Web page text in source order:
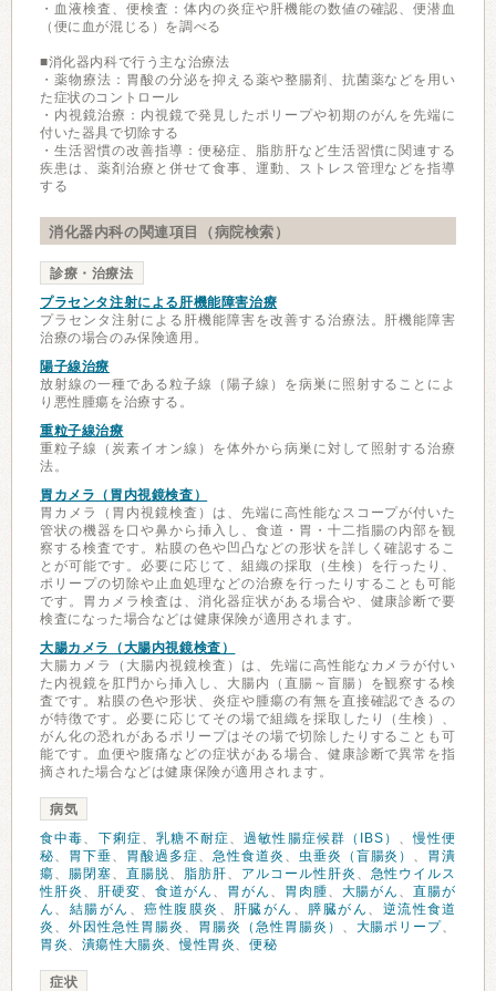
・血液検査、便検査：体内の炎症や肝機能の数値の確認、便潜血
（便に血が混じる）を調べる
■消化器内科で行う主な治療法
・薬物療法：胃酸の分泌を抑える薬や整腸剤、抗菌薬などを用い
た症状のコントロール
・内視鏡治療：内視鏡で発見したポリープや初期のがんを先端に
付いた器具で切除する
・生活習慣の改善指導：便秘症、脂肪肝など生活習慣に関連する
疾患は、薬剤治療と併せて食事、運動、ストレス管理などを指導
する
消化器内科の関連項目（病院検索）
診療・治療法
プラセンタ注射による肝機能障害治療
プラセンタ注射による肝機能障害を改善する治療法。肝機能障害
治療の場合のみ保険適用。
陽子線治療
放射線の一種である粒子線（陽子線）を病巣に照射することによ
り悪性腫瘍を治療する。
重粒子線治療
重粒子線（炭素イオン線）を体外から病巣に対して照射する治療
法。
胃カメラ（胃内視鏡検査）
胃カメラ（胃内視鏡検査）は、先端に高性能なスコープが付いた
管状の機器を口や鼻から挿入し、食道・胃・十二指腸の内部を観
察する検査です。粘膜の色や凹凸などの形状を詳しく確認するこ
とが可能です。必要に応じて、組織の採取（生検）を行ったり、
ポリープの切除や止血処理などの治療を行ったりすることも可能
です。胃カメラ検査は、消化器症状がある場合や、健康診断で要
検査になった場合などは健康保険が適用されます。
大腸カメラ（大腸内視鏡検査）
大腸カメラ（大腸内視鏡検査）は、先端に高性能なカメラが付い
た内視鏡を肛門から挿入し、大腸内（直腸～盲腸）を観察する検
査です。粘膜の色や形状、炎症や腫瘍の有無を直接確認できるの
が特徴です。必要に応じてその場で組織を採取したり（生検）、
がん化の恐れがあるポリープはその場で切除したりすることも可
能です。血便や腹痛などの症状がある場合、健康診断で異常を指
摘された場合などは健康保険が適用されます。
病気
食中毒、 下痢症、乳糖不耐症、過敏性腸症候群（IBS） 、慢性便
秘、 胃下垂、 胃酸過多症、 急性食道炎 、 虫垂炎（盲腸炎） 、 胃潰
瘍、 腸閉塞、 直腸脱、 脂肪肝、 アルコール性肝炎 、 急性ウイルス
性肝炎 、 肝硬変、 食道がん 、 胃がん 、 胃肉腫、 大腸がん 、直腸が
ん 、 結腸がん 、癌性腹膜炎 、 肝臓がん 、 膵臓がん 、 逆流性食道
炎 、 外因性急性胃腸炎 、 胃腸炎（急性胃腸炎） 、 大腸ポリープ、
胃炎、 潰瘍性大腸炎、慢性胃炎、便秘
症状